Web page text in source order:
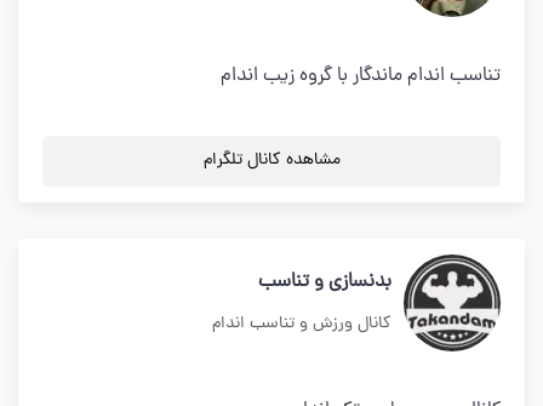
تناسب اندام ماندگار با گروه زیب اندام
مشاهده کانال تلگرام
بدنسازی و تناسب
کانال ورزش و تناسب اندام